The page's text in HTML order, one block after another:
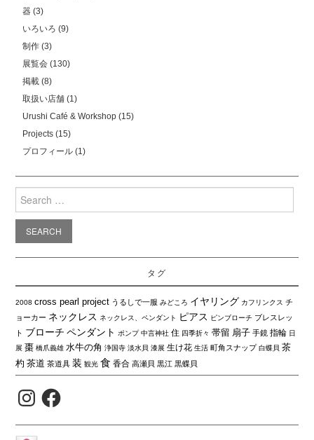
器 (3)
いろいろ (9)
制作 (3)
展覧会 (130)
掲載 (8)
取扱い店舗 (1)
Urushi Café & Workshop (15)
Projects (15)
プロフィール (1)
Search
for:
タグ
2008 cross pearl project うるしで一服 みどころ イヤリング カフリンクス チ
ョーカー ネックレス ネックレス、ペンダント ピアス ピンブローチ ブレスレッ
ト ブローチ ペンダント ポンプ 中言神社 住 四季折々 帯留 扇子 手鏡 指輪 日
展 棗 橋爪義雄 水牛の角 浄国寺 淡水貝 漆展 生け花 生活 町角スナップ 白蝶貝 茶
杓 茶道 茶道具 装 観光 食 香合 高瀬貝 黒江 黒蝶貝
InstagramFacebook